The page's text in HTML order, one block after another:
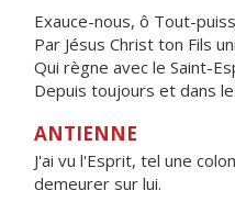
Exauce-nous, ô Tout-
Par Jésus Christ ton Fils
Qui règne avec le Saint-
Depuis toujours et dans
ANTIENNE
J'ai vu l'Esprit, tel une
demeurer sur lui.